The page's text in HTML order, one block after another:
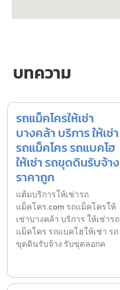
บทความ
รถแม็คโครให้เช่า
บางคล้า บริการ ให้เช่า
รถแม็คโคร รถแบคโฮ
ให้เช่า รถขุดดินรับจ้าง
ราคาถูก
แต้มบริการให้เช่ารถ
แม็คโคร.com รถแม็คโครให้
เช่าบางคล้า บริการ ให้เช่ารถ
แม็คโคร รถแบคโฮให้เช่า รถ
ขุดดินรับจ้าง รับขุดลอกค